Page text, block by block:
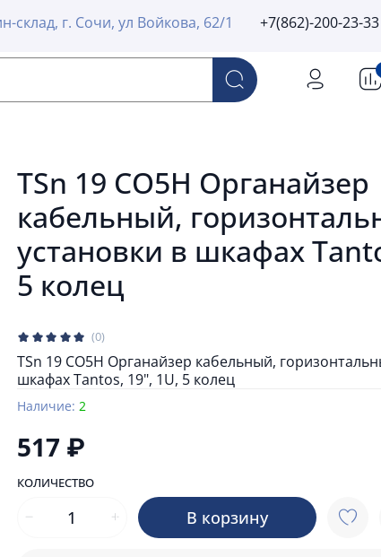
склад, г. Сочи, ул Войкова, 62/1 +7(862)-200-23-33
(0)
Наличие: 2
TSn 19 CO5H Органайзер
кабельный,
установки в шкафах
5 колец
517 ₽
КОЛИЧЕСТВО
В корзину
TSn 19 CO5H Органайзер кабельный,
шкафах Tantos, 19", 1U, 5 колец